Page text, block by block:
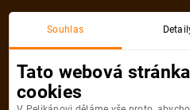
Detail pobytu
Souhlas
Tato webová
cookies